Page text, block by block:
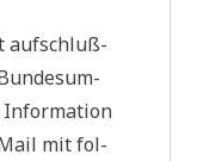
auf­schluß­
Mail mit fol­